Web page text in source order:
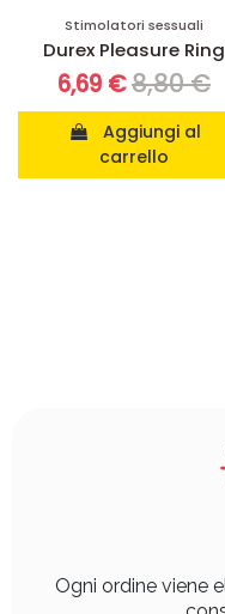
Stimolatori sessuali
Durex Pleasure Ring
6,69 €8,80 €
carrello
Ogni ordine viene